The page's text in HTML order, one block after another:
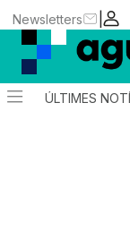
|
Newsletters
ÚLTIMES